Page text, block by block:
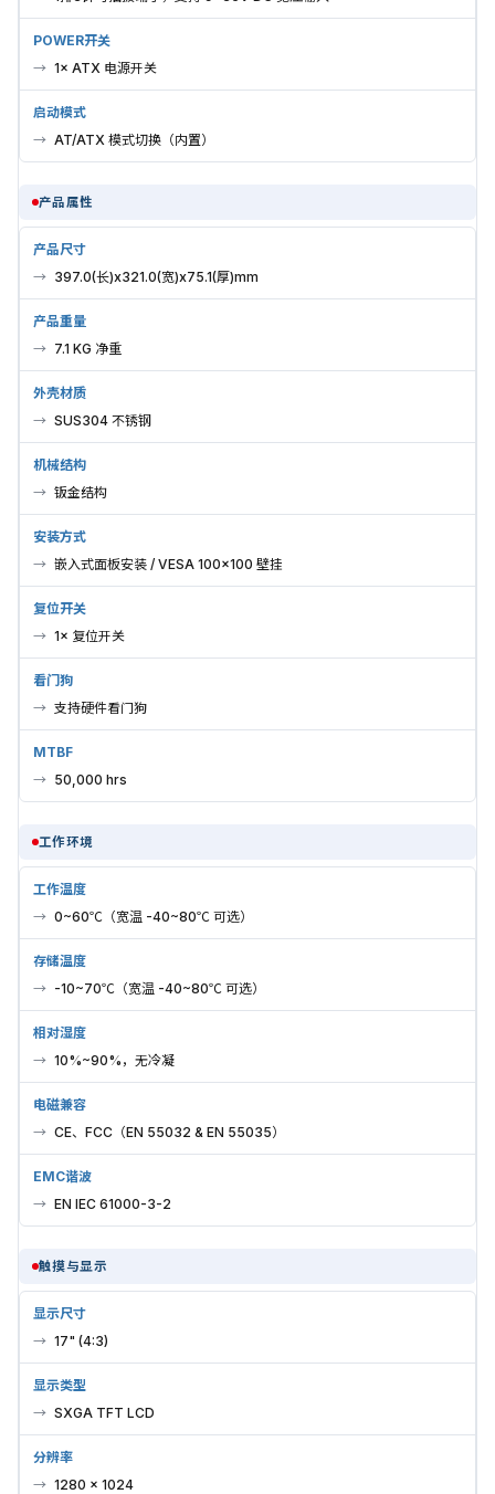
POWER开关
1× ATX 电源开关
启动模式
AT/ATX 模式切换（内置）
产品属性
产品尺寸
397.0(长)x321.0(宽)x75.1(厚)mm
产品重量
7.1 KG 净重
外壳材质
SUS304 不锈钢
机械结构
钣金结构
安装方式
嵌入式面板安装 / VESA 100×100 壁挂
复位开关
1× 复位开关
看门狗
支持硬件看门狗
MTBF
50,000 hrs
工作环境
工作温度
0~60℃（宽温 -40~80℃ 可选）
存储温度
-10~70℃（宽温 -40~80℃ 可选）
相对湿度
10%~90%，无冷凝
电磁兼容
CE、FCC（EN 55032 & EN 55035）
EMC谐波
EN IEC 61000-3-2
触摸与显示
显示尺寸
17" (4:3)
显示类型
SXGA TFT LCD
分辨率
1280 × 1024